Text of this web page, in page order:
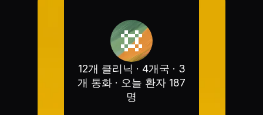
12개 클리닉 · 4개국 · 3
개 통화 · 오늘 환자 187
명